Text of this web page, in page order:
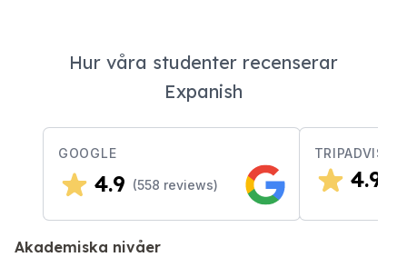
Hur våra studenter recenserar
Expanish
GOOGLE
4.9 (558 reviews)
TRIPADVISOR
4.9
Akademiska nivåer